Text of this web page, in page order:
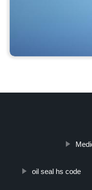
oil seal hs code